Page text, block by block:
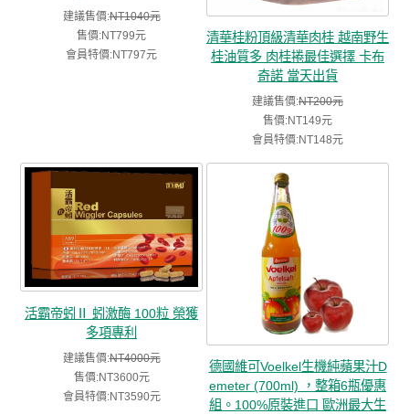
建議售價:NT1040元
售價:NT799元
會員特價:NT797元
清華桂粉頂級清華肉桂 越南野生
桂油質多 肉桂捲最佳選擇 卡布
奇諾 當天出貨
建議售價:NT200元
售價:NT149元
會員特價:NT148元
活霸帝蚓Ⅱ 蚓激酶 100粒 榮獲
多項專利
建議售價:NT4000元
售價:NT3600元
會員特價:NT3590元
德國維可Voelkel生機純蘋果汁D
emeter (700ml) ，整箱6瓶優惠
組。100%原裝進口 歐洲最大生